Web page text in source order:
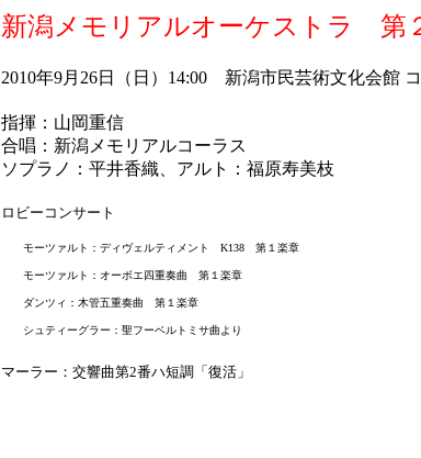
新潟メモリアルオーケストラ 第
2010年9月26日（日）14:00 新潟市民芸術文化会館
指揮：山岡重信
合唱：新潟メモリアルコーラス
ソプラノ：平井香織、アルト：福原寿美枝
ロビーコンサート
モーツァルト：ディヴェルティメント K138 第１楽章
モーツァルト：オーボエ四重奏曲 第１楽章
ダンツィ：木管五重奏曲 第１楽章
シュティーグラー：聖フーベルトミサ曲より
マーラー：交響曲第2番ハ短調「復活」